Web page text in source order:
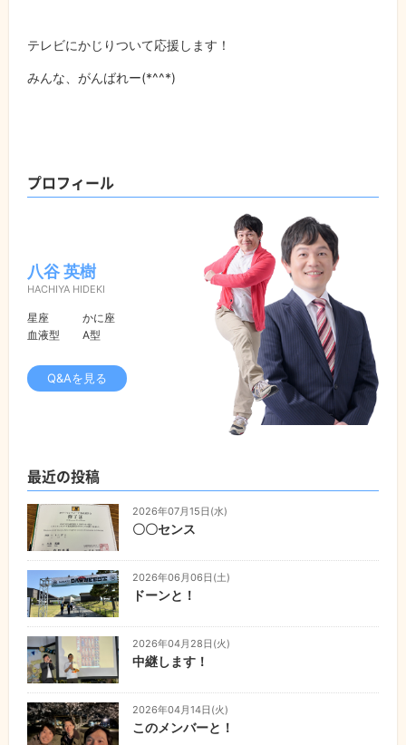
テレビにかじりついて応援します！
みんな、がんばれー(*^^*)
プロフィール
八谷 英樹
HACHIYA HIDEKI
星座
かに座
血液型
A型
Q&Aを見る
最近の投稿
2026年07月15日(水)
〇〇センス
2026年06月06日(土)
ドーンと！
2026年04月28日(火)
中継します！
2026年04月14日(火)
このメンバーと！